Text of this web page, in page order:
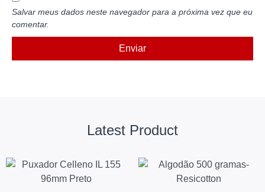
Salvar meus dados neste navegador para a próxima vez que eu
comentar.
Latest Product